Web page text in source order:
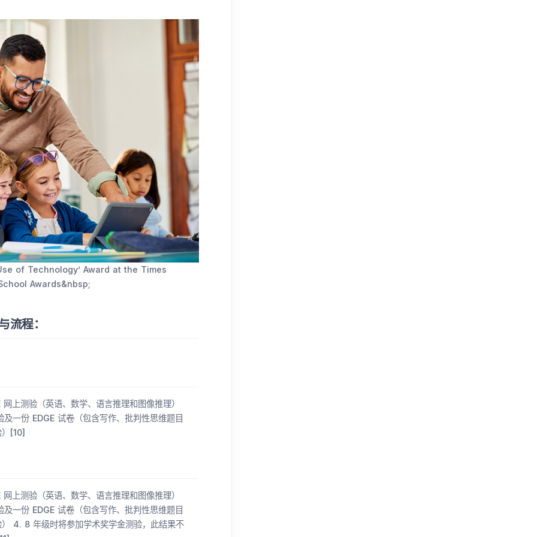
of Technology’ Award at the Times
Awards&nbsp;
程：
上测验（英语、数学、语言推理和图像推理）
一份 EDGE 试卷（包含写作、批判性思维题目
[10]
上测验（英语、数学、语言推理和图像推理）
一份 EDGE 试卷（包含写作、批判性思维题目
4. 8 年级时将参加学术奖学金测验，此结果不